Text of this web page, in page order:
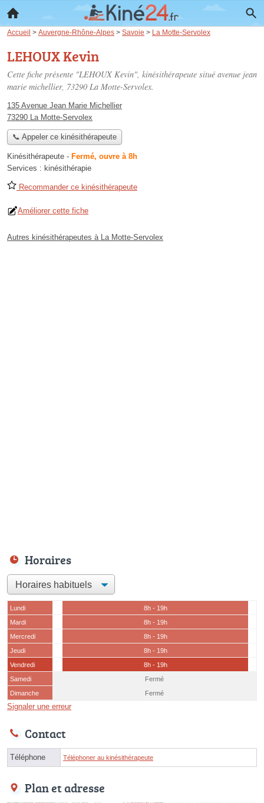
Accueil > Auvergne-Rhône-Alpes > Savoie > La Motte-Servolex
LEHOUX Kevin
Cette fiche présente "LEHOUX Kevin", kinésithérapeute situé avenue jean
marie michellier, 73290 La Motte-Servolex.
135 Avenue Jean Marie Michellier
73290 La Motte-Servolex
📞 Appeler ce kinésithérapeute
Kinésithérapeute - Fermé, ouvre à 8h
Services : kinésithérapie
Recommander ce kinésithérapeute
Améliorer cette fiche
Autres kinésithérapeutes à La Motte-Servolex
Horaires
Lundi
8h - 19h
Mardi
8h - 19h
Mercredi
8h - 19h
Jeudi
8h - 19h
Vendredi
8h - 19h
Samedi
Fermé
Dimanche
Fermé
Signaler une erreur
Contact
Téléphone Téléphoner au kinésithérapeute
Plan et adresse